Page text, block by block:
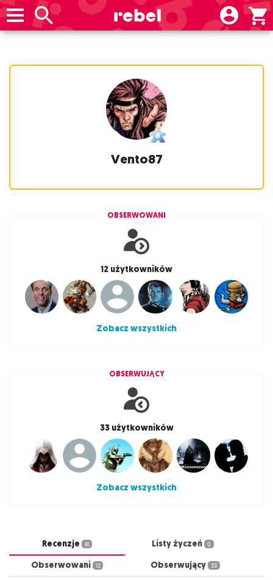
Vento87
OBSERWOWANI
12 użytkowników
Zobacz wszystkich
OBSERWUJĄCY
33 użytkowników
Zobacz wszystkich
Recenzje 81 Listy życzeń 0
Obserwowani 12 Obserwujący 33